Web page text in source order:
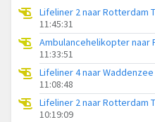
Lifeliner 2 naar Rotterdam
11:45:31
11:33:51
Lifeliner 4 naar Waddenzee
11:08:48
Lifeliner 2 naar Rotterdam
10:19:09